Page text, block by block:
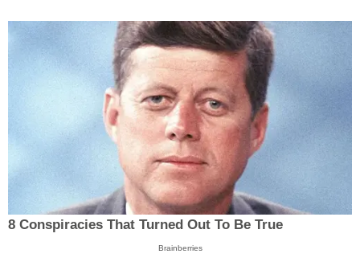
8 Conspiracies That Turned Out To Be True
Brainberries